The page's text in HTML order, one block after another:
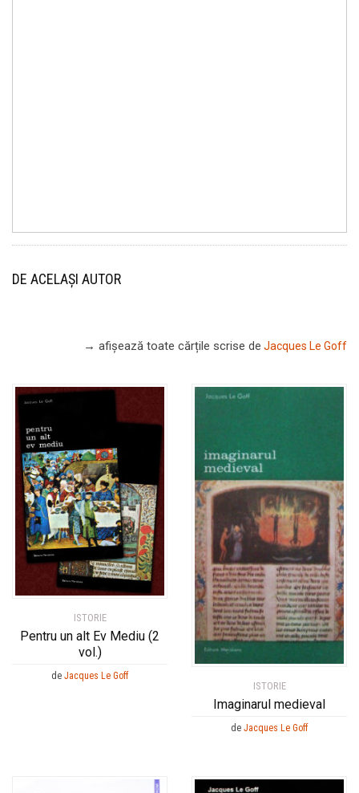
DE ACELAȘI AUTOR
→ afișează toate cărțile scrise de Jacques Le Goff
ISTORIE
Pentru un alt Ev Mediu (2
vol.)
de Jacques Le Goff
ISTORIE
Imaginarul medieval
de Jacques Le Goff